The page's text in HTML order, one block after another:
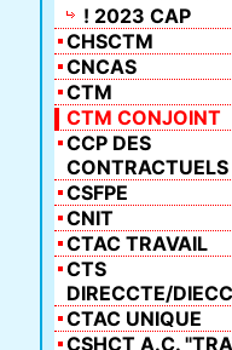
! 2023 CAP
CHSCTM
CNCAS
CTM
CTM CONJOINT
CCP DES
CONTRACTUELS
CSFPE
CNIT
CTAC TRAVAIL
CTS
DIRECCTE/
CTAC UNIQUE
CSHCT A.C.